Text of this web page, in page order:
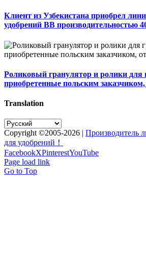
Клиент из Узбекистана приобрел
удобрений BB производительностью
Роликовый гранулятор и ролики для
приобретенные польским
Translation
Copyright ©2005-2026 | Производитель
для удобрений！
FacebookXPinterestYouTube
Page load link
Go to Top